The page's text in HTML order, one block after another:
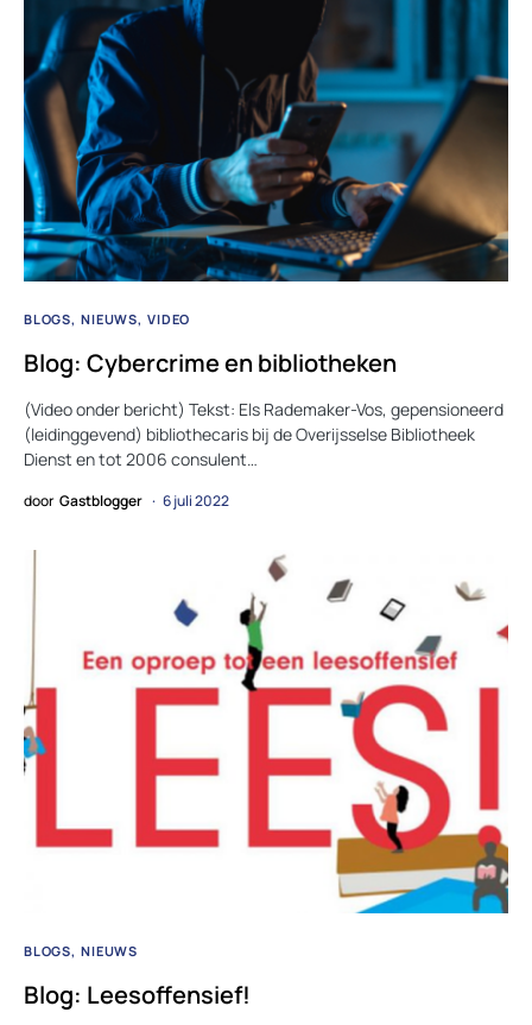
BLOGS NIEUWS VIDEO
Blog: Cybercrime en bibliotheken
(Video onder bericht) Tekst: Els Rademaker-Vos, gepensioneerd
(leidinggevend) bibliothecaris bij de Overijsselse Bibliotheek
Dienst en tot 2006 consulent…
door Gastblogger 6 juli 2022
BLOGS NIEUWS
Blog: Leesoffensief!